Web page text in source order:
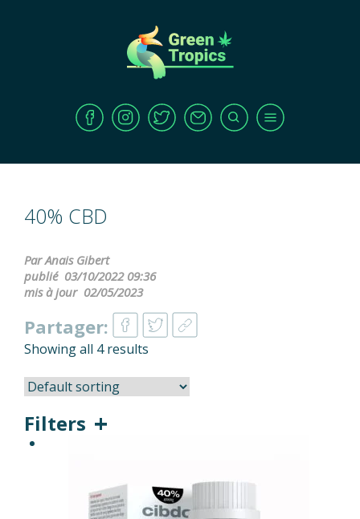
40% CBD
Par Anais Gibert
publié 03/10/2022 09:36
mis à jour 02/05/2023
Partager:
Showing all 4 results
Filters